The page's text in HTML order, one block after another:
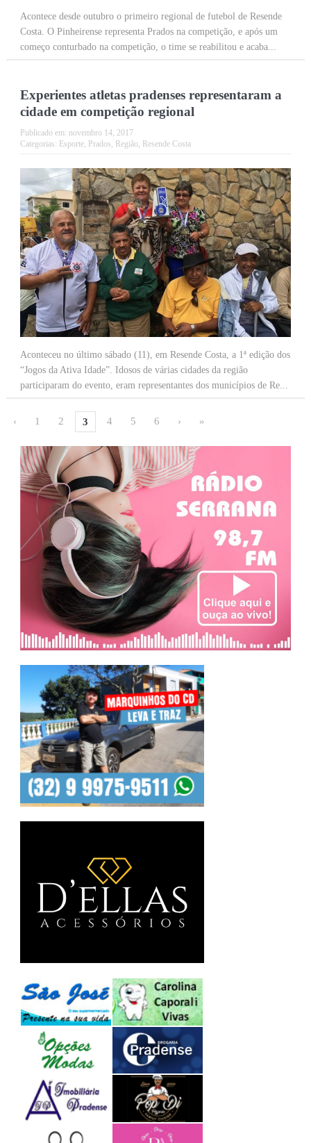
Acontece desde outubro o primeiro regional de futebol de Resende
Costa. O Pinheirense representa Prados na competição, e após um
começo conturbado na competição, o time se reabilitou e acaba...
Experientes atletas pradenses representaram a
cidade em competição regional
Publicado em: novembro 14, 2017
Categorias: Esporte, Prados Região, Resende Costa
Aconteceu no último sábado (11), em Resende Costa, a 1ª edição dos
“Jogos da Ativa Idade”. Idosos de várias cidades da região
participaram do evento, eram representantes dos municípios de Re...
‹ 1 2 3 4 5 6 › »